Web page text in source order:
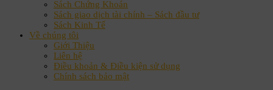
Sách Chứng Khoán
Sách giao dịch tài chính – Sách đầu tư
Sách Kinh Tế
Về chúng tôi
Giới Thiệu
Liên hệ
Điều khoản & Điều kiện sử dụng
Chính sách bảo mật